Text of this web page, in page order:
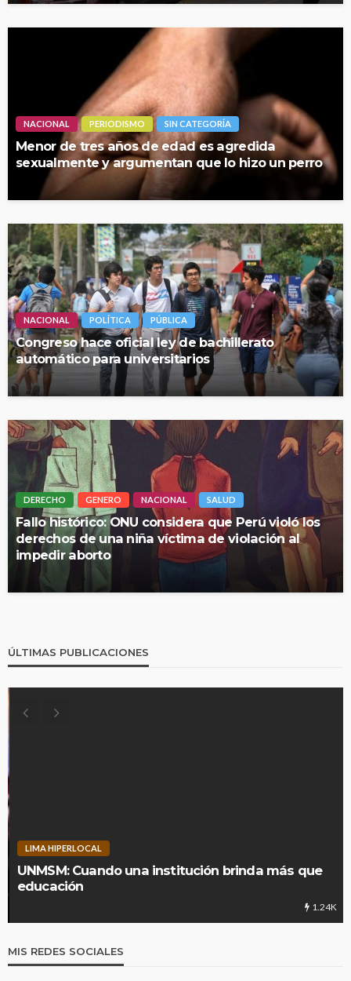
NACIONAL PERIODISMO SIN CATEGORÍA
Menor de tres años de edad es agredida
sexualmente y argumentan que lo hizo un perro
NACIONAL POLÍTICA PÚBLICA
Congreso hace oficial ley de bachillerato
automático para universitarios
DERECHO GENERO NACIONAL SALUD
Fallo histórico: ONU considera que Perú violó los
derechos de una niña víctima de violación al
impedir aborto
ÚLTIMAS PUBLICACIONES
LIMA HIPERLOCAL
UNMSM: Cuando una institución brinda más que
educación
1.24K
MIS REDES SOCIALES